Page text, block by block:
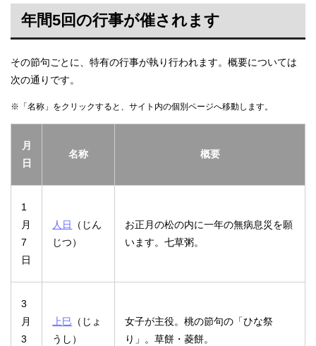
年間5回の行事が催されます
その節句ごとに、特有の行事が執り行われます。概要については
次の通りです。
※「名称」をクリックすると、サイト内の個別ページへ移動します。
月
日
名称 概要
1
月
7
日
人日
（じん
じつ）
お正月の松の内に一年の無病息災を願
います。七草粥。
3
月
3
上巳 （じょ
うし）
女子が主役。桃の節句の「ひな祭
り」。草餅・菱餅。